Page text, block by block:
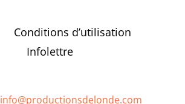
Conditions d’utilisation
Infolettre
info@productionsdelonde.com